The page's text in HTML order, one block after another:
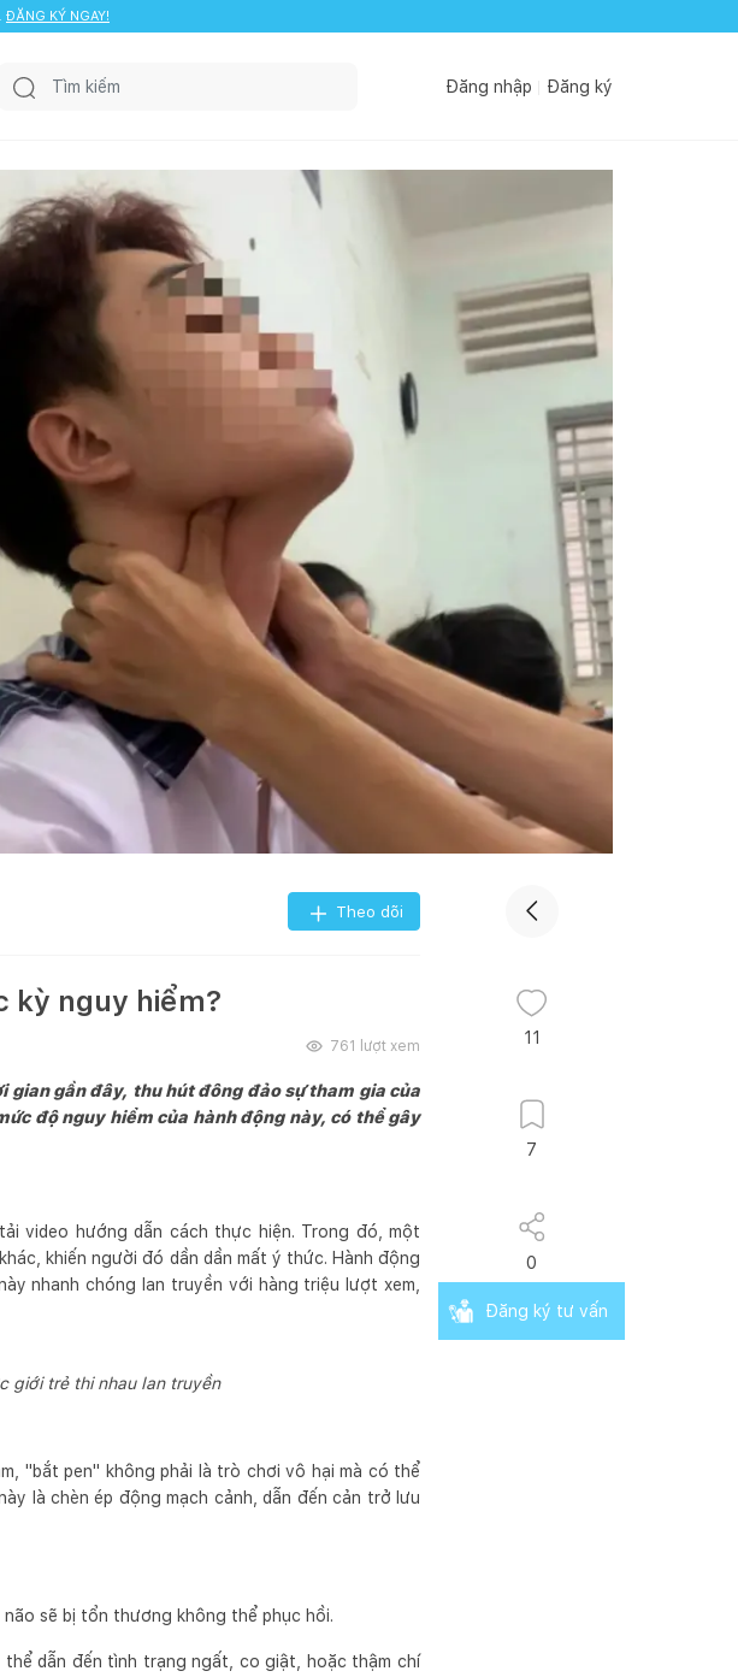
ĐĂNG KÝ NGAY!
Đăng nhập Đăng ký
Theo dõi
kỳ nguy hiểm?
761 lượt xem
gần đây, thu hút đông đảo sự tham gia của
độ nguy hiểm của hành động này, có thể gây
video hướng dẫn cách thực hiện. Trong đó, một
khiến người đó dần dần mất ý thức. Hành động
nhanh chóng lan truyền với hàng triệu lượt xem,
giới trẻ thi nhau lan truyền
"bắt pen" không phải là trò chơi vô hại mà có thể
là chèn ép động mạch cảnh, dẫn đến cản trở lưu
sẽ bị tổn thương không thể phục hồi.
thể dẫn đến tình trạng ngất, co giật, hoặc thậm chí
11
7
0
Đăng ký tư vấn